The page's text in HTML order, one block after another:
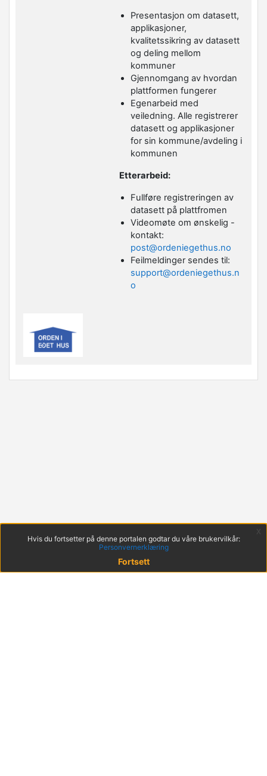
Presentasjon om datasett,
applikasjoner,
kvalitetssikring av datasett
og deling mellom
kommuner
Gjennomgang av hvordan
plattformen fungerer
Egenarbeid med
veiledning. Alle registrerer
datasett og applikasjoner
for sin kommune/avdeling i
kommunen
Etterarbeid:
Fullføre registreringen av
datasett på plattfromen
Videomøte om ønskelig -
kontakt:
post@ordeniegethus.no
Feilmeldinger sendes til:
support@ordeniegethus.n
o
Hvis du fortsetter på denne portalen godtar du våre brukervilkår:
Personvernerklæring
Fortsett
x